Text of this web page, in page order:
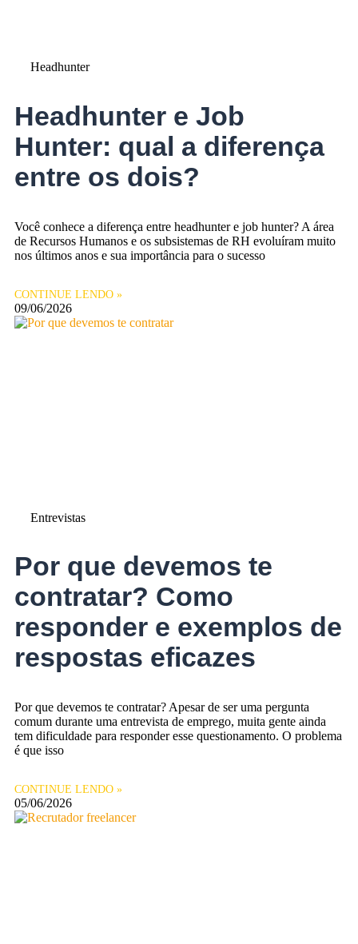
Headhunter
Headhunter e Job
Hunter: qual a diferença
entre os dois?
Você conhece a diferença entre headhunter e job hunter? A área
de Recursos Humanos e os subsistemas de RH evoluíram muito
nos últimos anos e sua importância para o sucesso
CONTINUE LENDO »
09/06/2026
Entrevistas
Por que devemos te
contratar? Como
responder e exemplos de
respostas eficazes
Por que devemos te contratar? Apesar de ser uma pergunta
comum durante uma entrevista de emprego, muita gente ainda
tem dificuldade para responder esse questionamento. O problema
é que isso
CONTINUE LENDO »
05/06/2026